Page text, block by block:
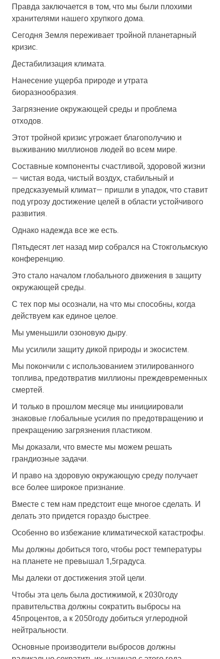
Правда заключается в том, что мы были плохими
хранителями нашего хрупкого дома.
Сегодня Земля переживает тройной планетарный
кризис.
Дестабилизация климата.
Нанесение ущерба природе и утрата
биоразнообразия.
Загрязнение окружающей среды и проблема
отходов.
Этот тройной кризис угрожает благополучию и
выживанию миллионов людей во всем мире.
Составные компоненты счастливой, здоровой жизни
— чистая вода, чистый воздух, стабильный и
предсказуемый климат— пришли в упадок, что ставит
под угрозу достижение целей в области устойчивого
развития.
Однако надежда все же есть.
Пятьдесят лет назад мир собрался на Стокгольмскую
конференцию.
Это стало началом глобального движения в защиту
окружающей среды.
С тех пор мы осознали, на что мы способны, когда
действуем как единое целое.
Мы уменьшили озоновую дыру.
Мы усилили защиту дикой природы и экосистем.
Мы покончили с использованием этилированного
топлива, предотвратив миллионы преждевременных
смертей.
И только в прошлом месяце мы инициировали
знаковые глобальные усилия по предотвращению и
прекращению загрязнения пластиком.
Мы доказали, что вместе мы можем решать
грандиозные задачи.
И право на здоровую окружающую среду получает
все более широкое признание.
Вместе с тем нам предстоит еще многое сделать. И
делать это придется гораздо быстрее.
Особенно во избежание климатической катастрофы.
Мы должны добиться того, чтобы рост температуры
на планете не превышал 1,5градуса.
Мы далеки от достижения этой цели.
Чтобы эта цель была достижимой, к 2030году
правительства должны сократить выбросы на
45процентов, а к 2050году добиться углеродной
нейтральности.
Основные производители выбросов должны